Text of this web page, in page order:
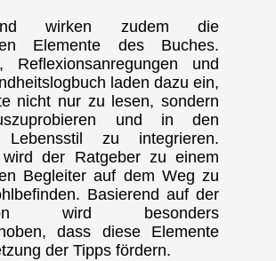
wirken zudem die
Elemente des Buches.
Reflexionsanregungen und
laden dazu ein,
nicht nur zu lesen, sondern
und in den
Lebensstil zu integrieren.
wird der Ratgeber zu einem
Begleiter auf dem Weg zu
Basierend auf der
wird besonders
dass diese Elemente
der Tipps fördern.